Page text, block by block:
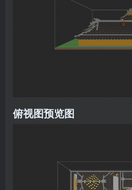
俯视图预览图